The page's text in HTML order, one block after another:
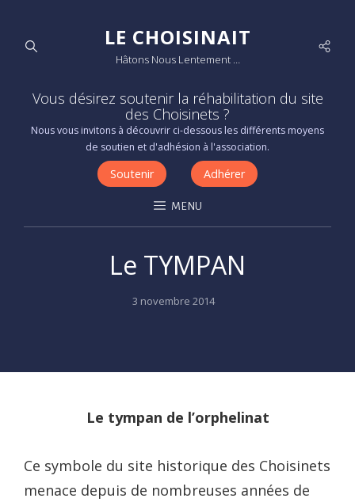
LE CHOISINAIT
Hâtons Nous Lentement …
Vous désirez soutenir la réhabilitation du site
des Choisinets ?
Nous vous invitons à découvrir ci-dessous les différents moyens
de soutien et d'adhésion à l'association.
Soutenir Adhérer
MENU
Le TYMPAN
Posted
3 novembre 2014
Le tympan de l’orphelinat
Ce symbole du site historique des Choisinets
menace depuis de nombreuses années de